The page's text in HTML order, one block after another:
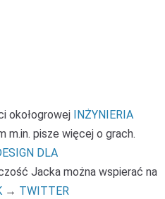
okołogrowej
INŻYNIERIA
m.in. pisze więcej o grach.
DLA
Jacka można wspierać na
→ TWITTER